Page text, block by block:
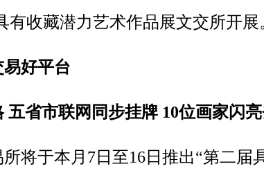
有收藏潜力艺术作品展文交所开展
好平台
省市联网同步挂牌 10位画家闪
将于本月7日至16日推出“第二